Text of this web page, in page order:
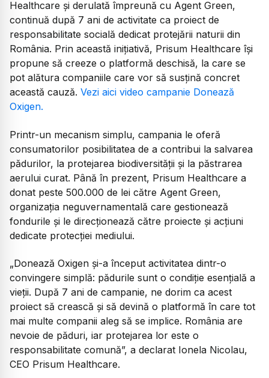
Healthcare și derulată împreună cu Agent Green,
continuă după 7 ani de activitate ca proiect de
responsabilitate socială dedicat protejării naturii din
România. Prin această inițiativă, Prisum Healthcare își
propune să creeze o platformă deschisă, la care se
pot alătura companiile care vor să susțină concret
această cauză. Vezi aici video campanie Donează
Oxigen.
Printr-un mecanism simplu, campania le oferă
consumatorilor posibilitatea de a contribui la salvarea
pădurilor, la protejarea biodiversității și la păstrarea
aerului curat. Până în prezent, Prisum Healthcare a
donat peste 500.000 de lei către Agent Green,
organizația neguvernamentală care gestionează
fondurile și le direcționează către proiecte și acțiuni
dedicate protecției mediului.
„Donează Oxigen și-a început activitatea dintr-o
convingere simplă: pădurile sunt o condiție esențială a
vieții. După 7 ani de campanie, ne dorim ca acest
proiect să crească și să devină o platformă în care tot
mai multe companii aleg să se implice. România are
nevoie de păduri, iar protejarea lor este o
responsabilitate comună”, a declarat Ionela Nicolau,
CEO Prisum Healthcare.